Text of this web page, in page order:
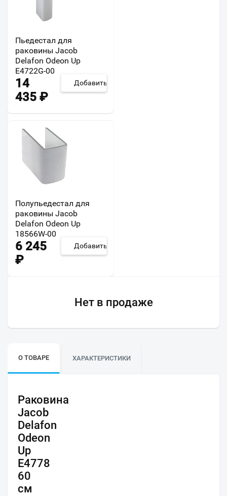
Пьедестал для
раковины Jacob
Delafon Odeon Up
E4722G-00
14
435 ₽
Добавить
Полупьедестал для
раковины Jacob
Delafon Odeon Up
18566W-00
6 245
₽
Добавить
Нет в продаже
О ТОВАРЕ ХАРАКТЕРИСТИКИ
Раковина
Jacob
Delafon
Odeon
Up
E4778
60
см